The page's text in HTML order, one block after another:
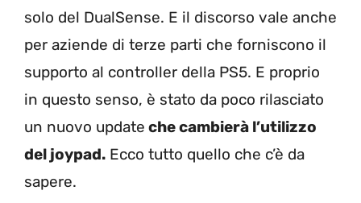
solo del DualSense. E il discorso vale anche
per aziende di terze parti che forniscono il
supporto al controller della PS5. E proprio
in questo senso, è stato da poco rilasciato
un nuovo update che cambierà l’utilizzo
del joypad. Ecco tutto quello che c’è da
sapere.